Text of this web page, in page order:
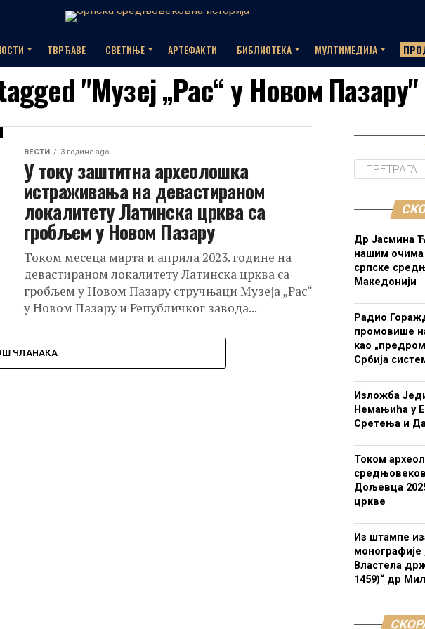
ТВРЂАВЕ СВЕТИЊЕ АРТЕФАКТИ БИБЛИОТЕКА МУЛТИМЕДИЈА
"Музеј „Рас“ у Новом Пазару"
ВЕСТИ 3 године ago
У току заштитна археолошка
истраживања на девастираном
локалитету Латинска црква са
гробљем у Новом Пазару
Током месеца марта и априла 2023. године на
девастираном локалитету Латинска црква са
гробљем у Новом Пазару стручњаци Музеја „Рас“
у Новом Пазару и Републичког завода...
ЧЛАНАКА
Др Јасмина
нашим очима
српске
Македонији
Радио
промовише
као
Србија
Изложба
Немањића у
Сретења и
Током
Дољевца
цркве
Из штампе
Властела
1459)“ др